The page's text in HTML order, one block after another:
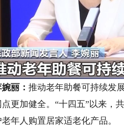
婉丽：推动老年助餐可持续发
更加健全。“十四五”以来，
年人购置居家适老化产品。